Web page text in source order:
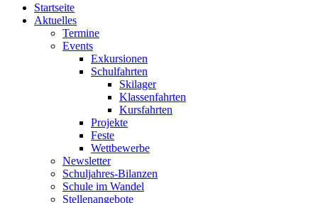
Startseite
Aktuelles
Termine
Events
Exkursionen
Schulfahrten
Skilager
Klassenfahrten
Kursfahrten
Projekte
Feste
Wettbewerbe
Newsletter
Schuljahres-Bilanzen
Schule im Wandel
Stellenangebote